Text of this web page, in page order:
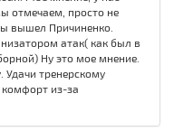
отмечаем, просто не
вышел Причиненко.
атак( как был в
Ну это мое мнение.
тренерскому
комфорт из-за